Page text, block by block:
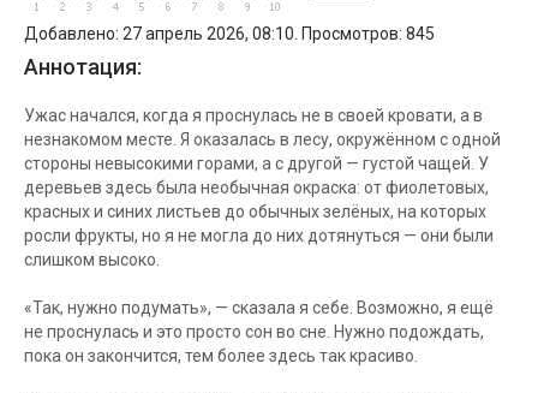
Добавлено: 27 апрель 2026, 08:10. Просмотров: 845
Аннотация:
Ужас начался, когда я проснулась не в своей кровати, а в
незнакомом месте. Я оказалась в лесу, окружённом с одной
стороны невысокими горами, а с другой — густой чащей. У
деревьев здесь была необычная окраска: от фиолетовых,
красных и синих листьев до обычных зелёных, на которых
росли фрукты, но я не могла до них дотянуться — они были
слишком высоко.
«Так, нужно подумать», — сказала я себе. Возможно, я ещё
не проснулась и это просто сон во сне. Нужно подождать,
пока он закончится, тем более здесь так красиво.